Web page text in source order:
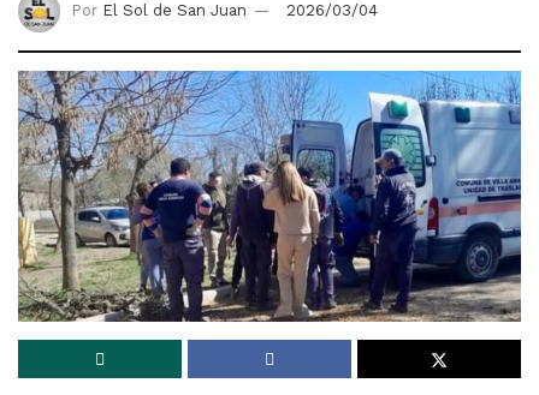
Por El Sol de San Juan 2026/03/04